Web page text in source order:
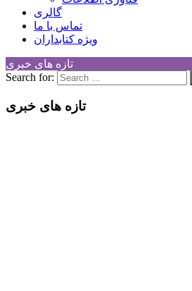
گالری
تماس با ما
ویژه کتابداران
تازه های خبری
Search for:
تازه های خبری